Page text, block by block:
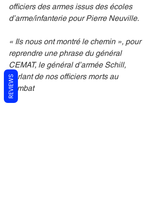
officiers des armes issus des écoles
d’arme/infanterie pour Pierre Neuville.
« Ils nous ont montré le chemin », pour
reprendre une phrase du général
CEMAT, le général d’armée Schill,
parlant de nos officiers morts au
combat
REVIEWS